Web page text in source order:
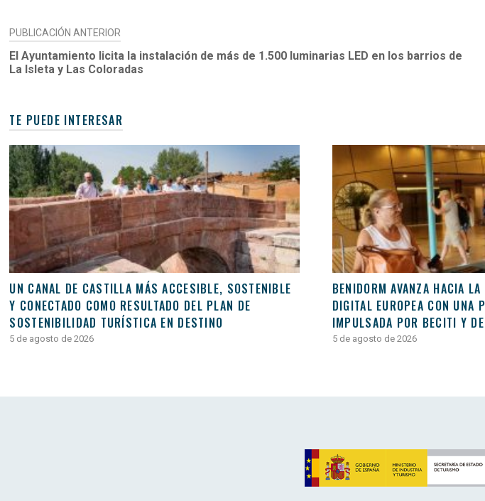
NAVEGACIÓN
DE
ENTRADAS
PUBLICACIÓN ANTERIOR
El Ayuntamiento licita la instalación de más de 1.500 luminarias LED en los barrios de
La Isleta y Las Coloradas
TE PUEDE INTERESAR
UN CANAL DE CASTILLA MÁS ACCESIBLE, SOSTENIBLE
Y CONECTADO COMO RESULTADO DEL PLAN DE
SOSTENIBILIDAD TURÍSTICA EN DESTINO
5 de agosto de 2026
BENIDORM AVANZA HACIA
DIGITAL EUROPEA CON UNA
IMPULSADA POR BECITI Y
5 de agosto de 2026